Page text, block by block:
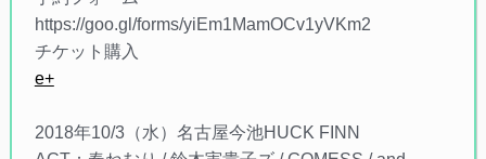
https://goo.gl/forms/yiEm1MamOCv1yVKm2
チケット購入
e+
2018年10/3（水）名古屋今池HUCK FINN